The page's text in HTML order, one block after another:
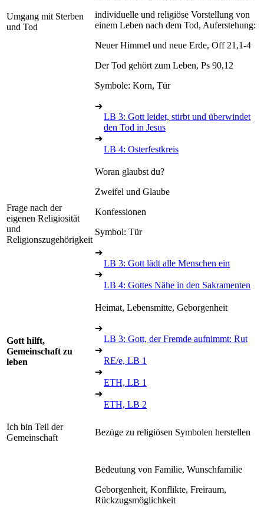
Umgang mit Sterben
und Tod
individuelle und religiöse Vorstellung von
einem Leben nach dem Tod, Auferstehung:
Neuer Himmel und neue Erde, Off 21,1-4
Der Tod gehört zum Leben, Ps 90,12
Symbole: Korn, Tür
➔
LB 3: Gott leidet, stirbt und überwindet
den Tod in Jesus
➔
LB 4: Osterfestkreis
Frage nach der
eigenen Religiosität
und
Religionszugehörigkeit
Woran glaubst du?
Zweifel und Glaube
Konfessionen
Symbol: Tür
➔
LB 3: Gott lädt alle Menschen ein
➔
LB 4: Gottes Nähe in den Sakramenten
Gott hilft,
Gemeinschaft zu
leben
Heimat, Lebensmitte, Geborgenheit
➔
LB 3: Gott, der Fremde aufnimmt: Rut
➔
RE/e, LB 1
➔
ETH, LB 1
➔
ETH, LB 2
Ich bin Teil der
Gemeinschaft
Bezüge zu religiösen Symbolen herstellen
Bedeutung von Familie, Wunschfamilie
Geborgenheit, Konflikte, Freiraum,
Rückzugsmöglichkeit